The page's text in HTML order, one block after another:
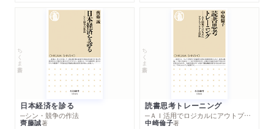
ちくま新書
日本経済を診る
─シン・競争の作法
齊藤誠著
ちくま新書
読書思考トレーニング
─ＡＩ活用でロジカルにアウトプットする技法
中崎倫子著